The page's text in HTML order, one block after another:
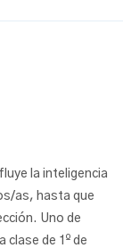
la inteligencia
as, hasta que
Uno de
clase de 1º de